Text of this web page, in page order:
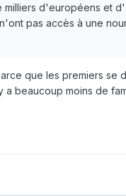
d'européens et
pas accès à une
que les premiers
a beaucoup moins de